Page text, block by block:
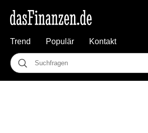
Trend Populär Kontakt